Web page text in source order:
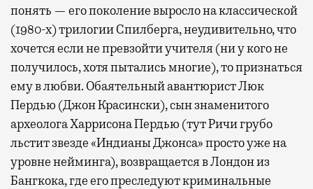
понять — его поколение выросло на классической
(1980-х) трилогии Спилберга, неудивительно, что
хочется если не превзойти учителя (ни у кого не
получилось, хотя пытались многие), то признаться
ему в любви. Обаятельный авантюрист Люк
Пердью (Джон Красински), сын знаменитого
археолога Харрисона Пердью (тут Ричи грубо
льстит звезде «Индианы Джонса» просто уже на
уровне нейминга), возвращается в Лондон из
Бангкока, где его преследуют криминальные